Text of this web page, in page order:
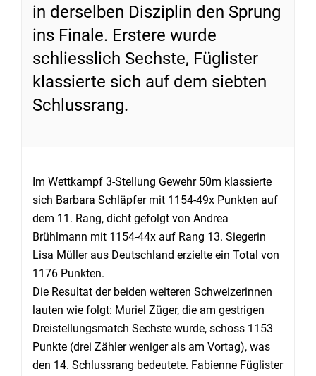
in derselben Disziplin den Sprung
ins Finale. Erstere wurde
schliesslich Sechste, Füglister
klassierte sich auf dem siebten
Schlussrang.
Im Wettkampf 3-Stellung Gewehr 50m klassierte
sich Barbara Schläpfer mit 1154-49x Punkten auf
dem 11. Rang, dicht gefolgt von Andrea
Brühlmann mit 1154-44x auf Rang 13. Siegerin
Lisa Müller aus Deutschland erzielte ein Total von
1176 Punkten.
Die Resultat der beiden weiteren Schweizerinnen
lauten wie folgt: Muriel Züger, die am gestrigen
Dreistellungsmatch Sechste wurde, schoss 1153
Punkte (drei Zähler weniger als am Vortag), was
den 14. Schlussrang bedeutete. Fabienne Füglister